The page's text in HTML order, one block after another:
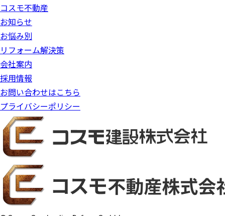
コスモ不動産
お知らせ
お悩み別
リフォーム解決策
会社案内
採用情報
お問い合わせはこちら
プライバシーポリシー